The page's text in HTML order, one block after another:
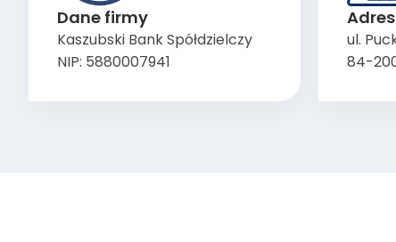
Dane firmy
Kaszubski Bank Spółdzielczy
NIP: 5880007941
ul.
84-